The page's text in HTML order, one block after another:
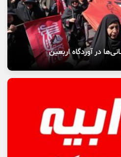
در آوردگاه اربعین